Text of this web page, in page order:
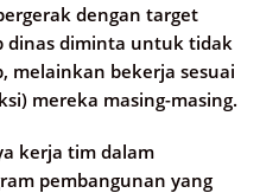
dengan target
dinas diminta untuk tidak
melainkan bekerja sesuai
mereka masing-masing.
kerja tim dalam
pembangunan yang